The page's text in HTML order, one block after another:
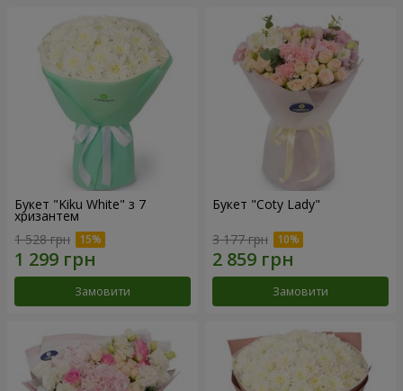
Букет "Kiku White" з 7
хризантем
1 528 грн
Замовити
Букет "Coty Lady"
3 177 грн
Замовити